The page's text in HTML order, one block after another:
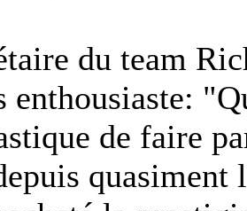
du team
enthousiaste: "
de faire
quasiment